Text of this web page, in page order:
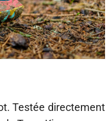
Testée directement